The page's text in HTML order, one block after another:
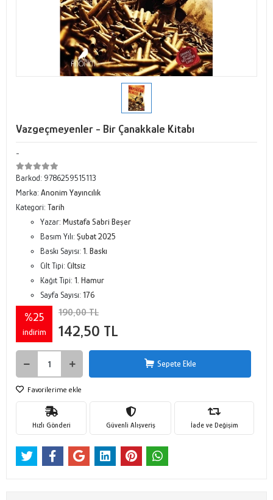
Vazgeçmeyenler - Bir Çanakkale Kitabı
-
Barkod: 9786259515113
Marka: Anonim Yayıncılık
Kategori: Tarih
Yazar: Mustafa Sabri Beşer
Basım Yılı: Şubat 2025
Baskı Sayısı: 1. Baskı
Cilt Tipi: Ciltsiz
Kağıt Tipi: 1. Hamur
Sayfa Sayısı: 176
%25
indirim
190,00 TL
142,50 TL
Sepete Ekle
Favorilerime ekle
Hızlı Gönderi Güvenli Alışveriş İade ve Değişim